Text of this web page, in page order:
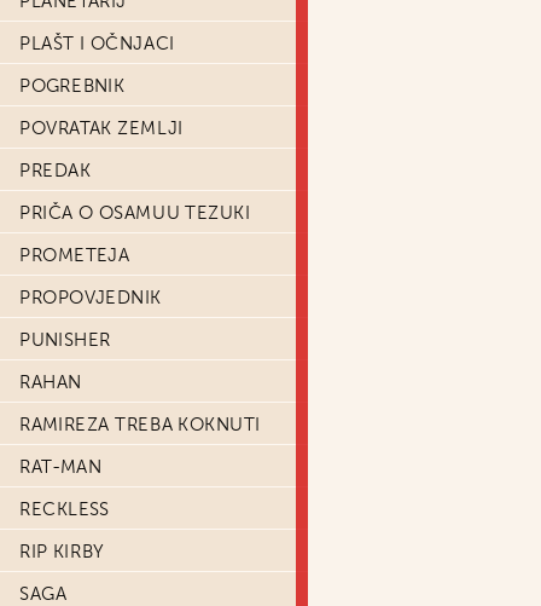
PLAŠT I OČNJACI
POGREBNIK
POVRATAK ZEMLJI
PREDAK
PRIČA O OSAMUU TEZUKI
PROMETEJA
PROPOVJEDNIK
PUNISHER
RAHAN
RAMIREZA TREBA KOKNUTI
RAT-MAN
RECKLESS
RIP KIRBY
SAGA